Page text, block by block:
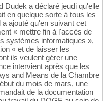
Dudek a déclaré jeudi qu'elle
en quelque sorte à tous les
ajouté qu'en suivant cet
« mettre fin à l'accès de
systèmes informatiques »,
« et de laisser les
ils veulent gérer une
intervient après que les
and Means de la Chambre
du mois de mars, une
de la documentation